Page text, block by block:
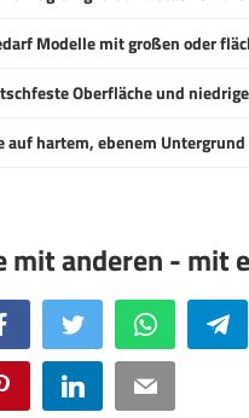
Modelle mit großen oder
Oberfläche und niedrige
auf hartem, ebenem
Facebook Twitter WhatsApp
Pinterest LinkedIn Email